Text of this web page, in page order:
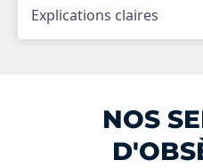
Explications claires
NOS